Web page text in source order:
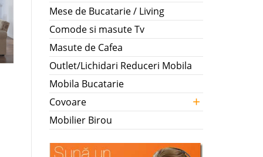
Mese de Bucatarie / Living
Comode si masute Tv
Masute de Cafea
Outlet/Lichidari Reduceri Mobila
Mobila Bucatarie
Covoare
+
Mobilier Birou